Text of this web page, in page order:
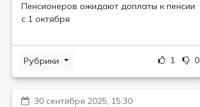
Пенсионеров ожидают доплаты к пенсии
с 1 октября
Рубрики 1 0
30 сентября 2025, 15:30